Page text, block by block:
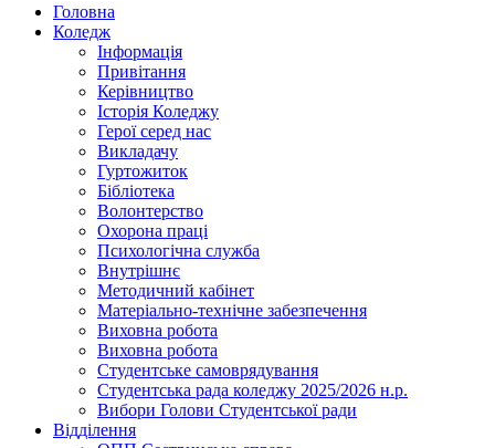
Головна
Коледж
Інформація
Привітання
Керівництво
Історія Коледжу
Герої серед нас
Викладачу
Гуртожиток
Бібліотека
Волонтерство
Охорона праці
Психологічна служба
Внутрішнє
Методичний кабінет
Матеріально-технічне забезпечення
Виховна робота
Виховна робота
Студентське самоврядування
Студентська рада коледжу 2025/2026 н.р.
Вибори Голови Студентської ради
Відділення